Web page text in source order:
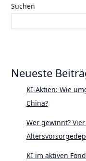
Suchen
Neueste
KI-Aktien: Wie
China?
Wer gewinnt?
KI im aktiven